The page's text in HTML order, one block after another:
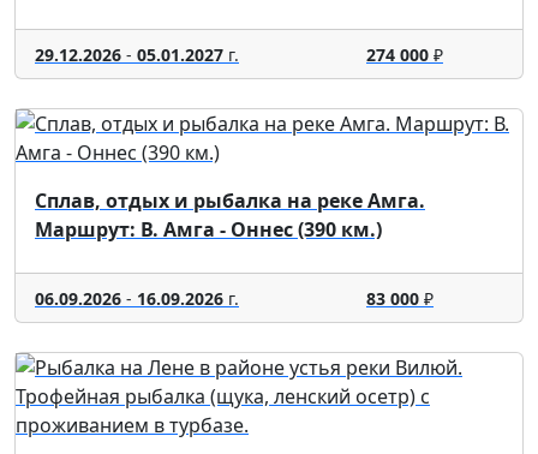
29.12.2026 - 05.01.2027 г. 274 000₽
Сплав, отдых и рыбалка на реке Амга.
Маршрут: В. Амга - Оннес (390 км.)
06.09.2026 - 16.09.2026 г. 83 000₽